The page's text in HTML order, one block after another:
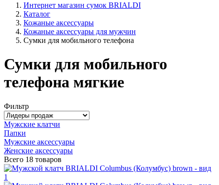
Интернет магазин сумок BRIALDI
Каталог
Кожаные аксессуары
Кожаные аксессуары для мужчин
Сумки для мобильного телефона
Сумки для мобильного
телефона мягкие
Фильтр
Мужские клатчи
Папки
Мужские аксессуары
Женские аксессуары
Всего 18 товаров